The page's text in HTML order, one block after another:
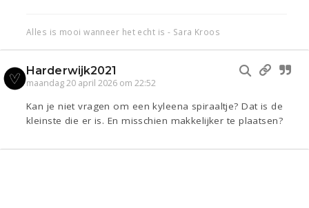
Alles is mooi wanneer het echt is - Sara Kroos
Harderwijk2021
maandag 20 april 2026 om 22:52
Kan je niet vragen om een kyleena spiraaltje? Dat is de
kleinste die er is. En misschien makkelijker te plaatsen?